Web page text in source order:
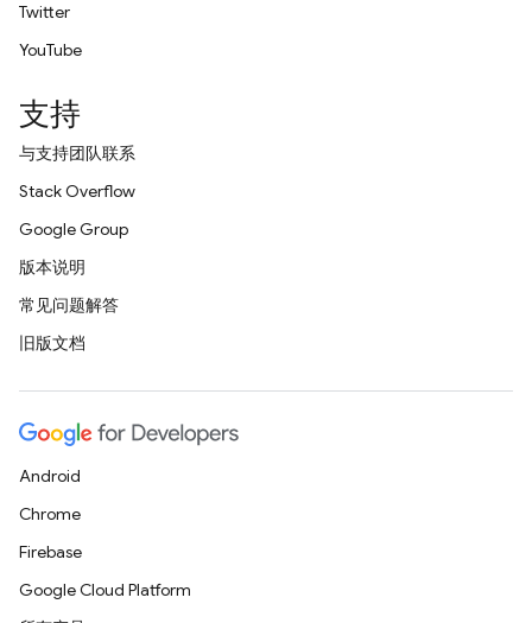
Twitter
YouTube
支持
与支持团队联系
Stack Overflow
Google Group
版本说明
常见问题解答
旧版文档
Android
Chrome
Firebase
Google Cloud Platform